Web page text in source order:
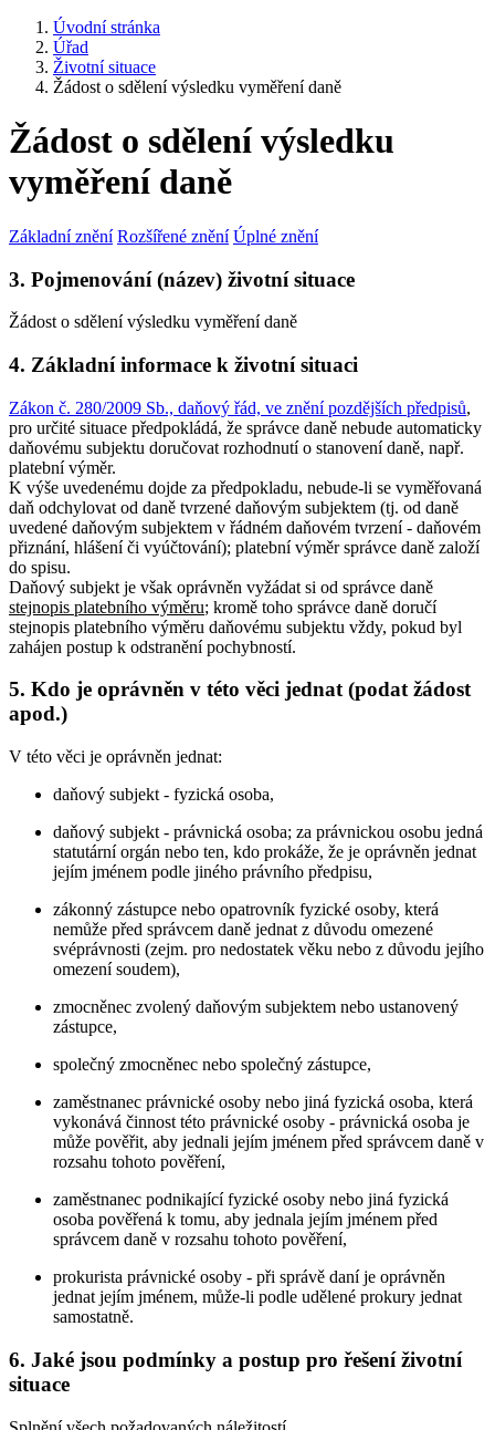
Úvodní stránka
Úřad
Životní situace
Žádost o sdělení výsledku vyměření daně
Žádost o sdělení výsledku
vyměření daně
Základní znění Rozšířené znění Úplné znění
3. Pojmenování (název) životní situace
Žádost o sdělení výsledku vyměření daně
4. Základní informace k životní situaci
Zákon č. 280/2009 Sb., daňový řád, ve znění pozdějších předpisů,
pro určité situace předpokládá, že správce daně nebude automaticky
daňovému subjektu doručovat rozhodnutí o stanovení daně, např.
platební výměr.
K výše uvedenému dojde za předpokladu, nebude-li se vyměřovaná
daň odchylovat od daně tvrzené daňovým subjektem (tj. od daně
uvedené daňovým subjektem v řádném daňovém tvrzení - daňovém
přiznání, hlášení či vyúčtování); platební výměr správce daně založí
do spisu.
Daňový subjekt je však oprávněn vyžádat si od správce daně
stejnopis platebního výměru; kromě toho správce daně doručí
stejnopis platebního výměru daňovému subjektu vždy, pokud byl
zahájen postup k odstranění pochybností.
5. Kdo je oprávněn v této věci jednat (podat žádost
apod.)
V této věci je oprávněn jednat:
daňový subjekt - fyzická osoba,
daňový subjekt - právnická osoba; za právnickou osobu jedná
statutární orgán nebo ten, kdo prokáže, že je oprávněn jednat
jejím jménem podle jiného právního předpisu,
zákonný zástupce nebo opatrovník fyzické osoby, která
nemůže před správcem daně jednat z důvodu omezené
svéprávnosti (zejm. pro nedostatek věku nebo z důvodu jejího
omezení soudem),
zmocněnec zvolený daňovým subjektem nebo ustanovený
zástupce,
společný zmocněnec nebo společný zástupce,
zaměstnanec právnické osoby nebo jiná fyzická osoba, která
vykonává činnost této právnické osoby - právnická osoba je
může pověřit, aby jednali jejím jménem před správcem daně v
rozsahu tohoto pověření,
zaměstnanec podnikající fyzické osoby nebo jiná fyzická
osoba pověřená k tomu, aby jednala jejím jménem před
správcem daně v rozsahu tohoto pověření,
prokurista právnické osoby - při správě daní je oprávněn
jednat jejím jménem, může-li podle udělené prokury jednat
samostatně.
6. Jaké jsou podmínky a postup pro řešení životní
situace